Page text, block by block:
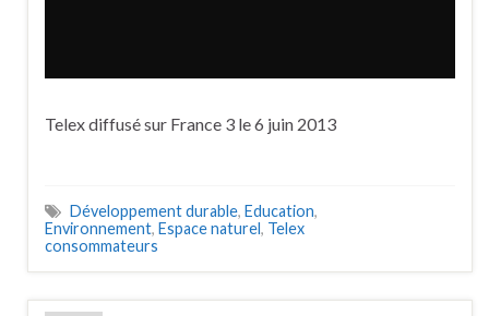
Telex diffusé sur France 3 le 6 juin 2013
Développement durable, Education,
Environnement, Espace naturel, Telex
consommateurs